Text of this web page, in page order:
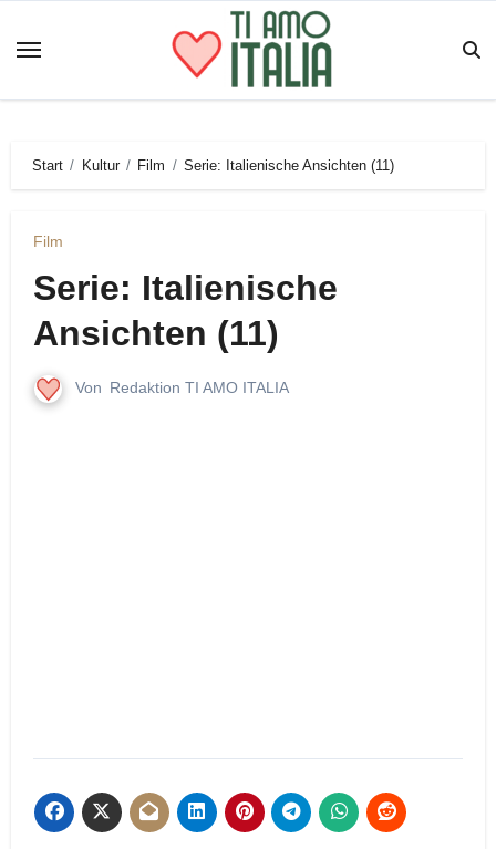
Inhalt
Start Kultur Film Serie: Italienische Ansichten (11)
Film
Serie: Italienische
Ansichten (11)
Von Redaktion TI AMO ITALIA